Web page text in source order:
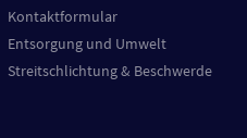
Kontaktformular
Entsorgung und Umwelt
Streitschlichtung & Beschwerde